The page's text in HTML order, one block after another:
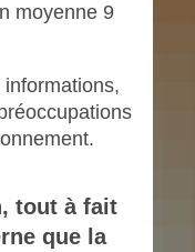
moyenne 9
tout à fait
que la